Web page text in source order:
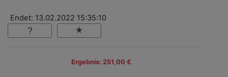
Endet: 13.02.2022 15:35:10
Ergebnis: 251,00 €